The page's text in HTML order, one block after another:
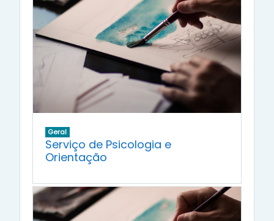
Geral
Serviço de Psicologia e
Orientação